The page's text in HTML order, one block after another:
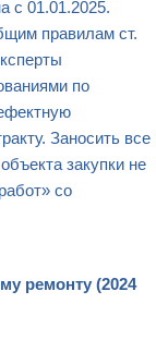
с 01.01.2025.
правилам ст.
по
Заносить все
закупки не
со
ремонту (2024